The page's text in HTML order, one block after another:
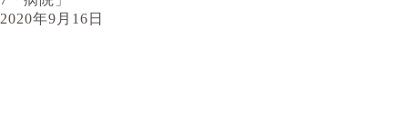
2020年9月16日